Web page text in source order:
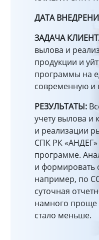
ДАТА
ЗАДАЧА
вылова и
продукции и
программы на
современную и
РЕЗУЛЬТАТЫ:
учету вылова и
и реализации
СПК РК «АНДЕГ»
программе.
и формировать
например, по
суточная
намного
стало меньше.